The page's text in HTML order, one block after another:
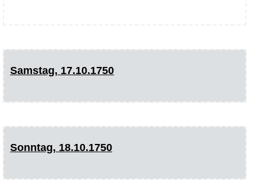
Samstag, 17.10.1750
Sonntag, 18.10.1750